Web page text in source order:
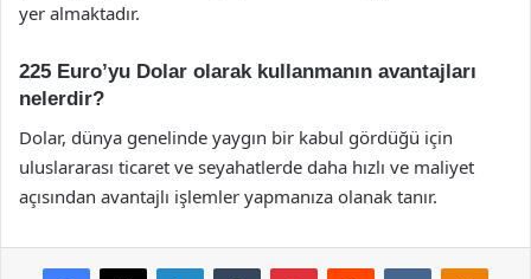
yer almaktadır.
225 Euro’yu Dolar olarak kullanmanın avantajları
nelerdir?
Dolar, dünya genelinde yaygın bir kabul gördüğü için
uluslararası ticaret ve seyahatlerde daha hızlı ve maliyet
açısından avantajlı işlemler yapmanıza olanak tanır.
Facebook
X LinkedInTumblr PinterestReddit VKontakte